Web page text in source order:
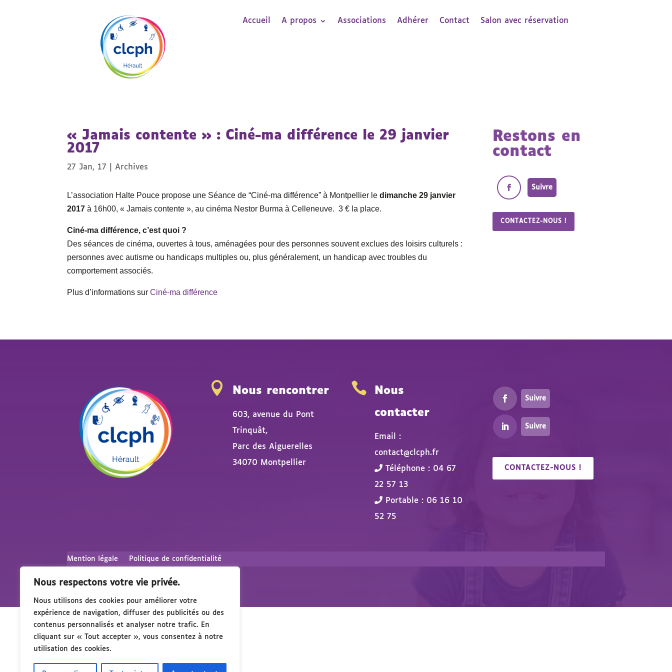
Nous respectons votre vie privée.
Nous utilisons des cookies pour améliorer votre
expérience de navigation, diffuser des publicités ou des
contenus personnalisés et analyser notre trafic. En
cliquant sur « Tout accepter », vous consentez à notre
utilisation des cookies.
Accueil A propos Associations Adhérer Contact Salon avec réservation
« Jamais contente » : Ciné-ma différence le 29 janvier
2017
27 Jan, 17 |Archives
L’association Halte Pouce propose une Séance de “Ciné-ma différence” à Montpellier ledimanche 29 janvier
2017 à 16h00, « Jamais contente », au cinéma Nestor Burma à Celleneuve. 3 € la place.
Ciné-ma différence, c’est quoi ?
Des séances de cinéma, ouvertes à tous, aménagées pour des personnes souvent exclues des loisirs culturels :
personnes avec autisme ou handicaps multiples ou, plus généralement, un handicap avec troubles du
comportement associés.
Plus d’informations surCiné-ma différence
Restons en
contact
Suivre
CONTACTEZ-NOUS !
 Nous rencontrer
603, avenue du Pont
Trinquât,
Parc des Aiguerelles
34070 Montpellier

Nous
contacter
Email :
contact@clcph.fr
Téléphone : 04 67
22 57 13
Portable : 06 16 10
52 75
Suivre
Suivre
CONTACTEZ-NOUS !
Mention légale Politique de confidentialité